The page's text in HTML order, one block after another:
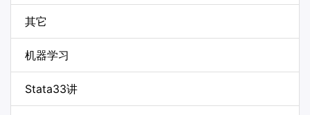
其它
机器学习
Stata33讲